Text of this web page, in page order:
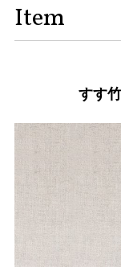
Item
すす